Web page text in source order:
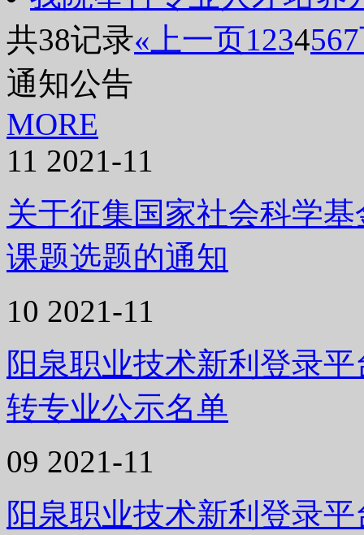
共38记录«上一页1234567
通知公告
MORE
11 2021-11
关于征集国家社会科学
课题选题的通知
10 2021-11
阳泉职业技术新利登录
转专业公示名单
09 2021-11
阳泉职业技术新利登录